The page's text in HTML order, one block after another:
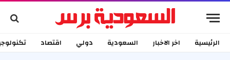
الرئيسية اخر الاخبار السعودية دولي اقتصاد